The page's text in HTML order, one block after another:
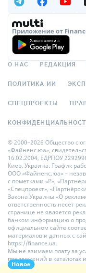
Новое
Приложение от
О НАС РЕДАКЦИЯ
ПОЛИТИКА ИИ
СПЕЦПРОЕКТЫ
© 2000–2026 Общество с
«Файненс.юа»,
16.02.2004, ЕДРПОУ
Киев, Украина. График
ООО «Файненс.юа» –
с пометками «Р»,
«Спецпроект»,
Закона Украины «О
ответственность несёт
странице не является
банком информацию о
официальном сайте
материалов и данных с
https://finance.ua.
Мы не взимаем плату за
предложений в каталогах
размещения депозитов и